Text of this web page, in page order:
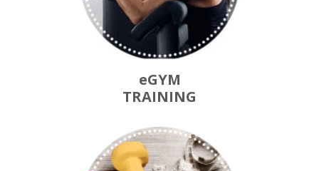
eGYM
TRAINING